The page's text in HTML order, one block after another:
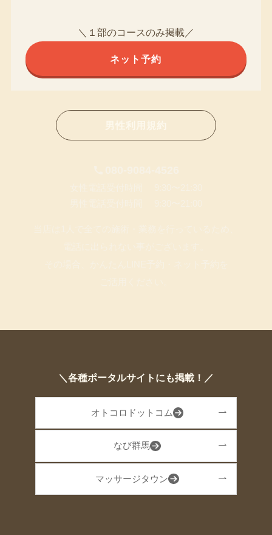
＼１部のコースのみ掲載／
ネット予約
男性利用規約
＼各種ポータルサイトにも掲載！／
オトコロドットコム
なび群馬
マッサージタウン